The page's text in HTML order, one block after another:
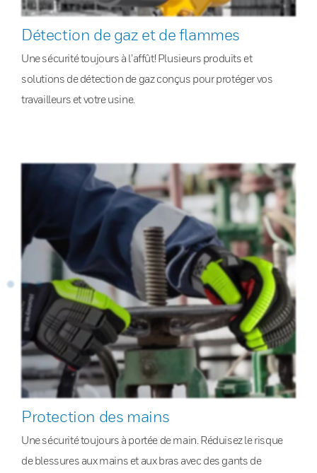
Détection de gaz et de flammes
Une sécurité toujours à l’affût! Plusieurs produits et
solutions de détection de gaz conçus pour protéger vos
travailleurs et votre usine.
Protection des mains
Une sécurité toujours à portée de main. Réduisez le risque
de blessures aux mains et aux bras avec des gants de